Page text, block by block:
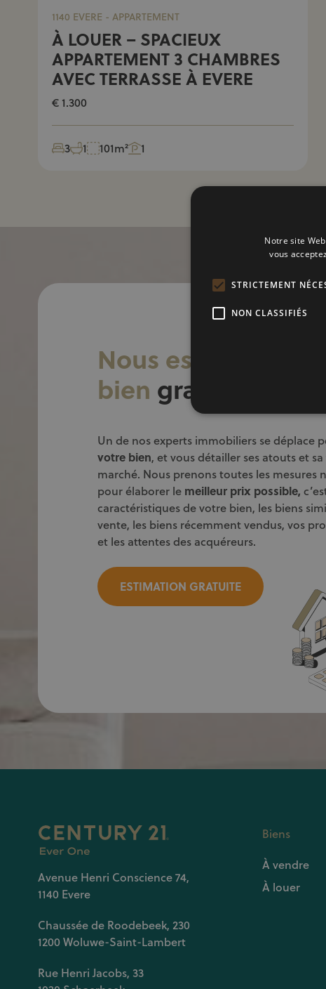
1140 EVERE - APPARTEMENT
À LOUER – SPACIEUX
APPARTEMENT 3 CHAMBRES
AVEC TERRASSE À EVERE
€ 1.300
3 1 101m² 1
Nous estimons votre
bien gratuitement
Un de nos experts immobiliers se déplace
votre bien, et vous détailler ses atouts et
marché. Nous prenons toutes les mesures
pour élaborer le meilleur prix possible,
caractéristiques de votre bien, les biens
vente, les biens récemment vendus, vos
et les attentes des acquéreurs.
ESTIMATION GRATUITE
Avenue Henri Conscience 74,
1140 Evere
Chaussée de Roodebeek, 230
1200 Woluwe-Saint-Lambert
Rue Henri Jacobs, 33
Biens
À vendre
À louer
Notre site
vous
STRICTEMENT
NON CLASSIFIÉS